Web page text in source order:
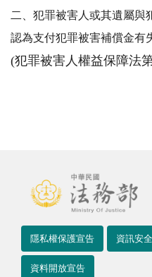
二、犯罪被害人或其遺屬與
認為支付犯罪被害補償金有
(犯罪被害人權益保障法
隱私權保護宣告 資訊安
資料開放宣告